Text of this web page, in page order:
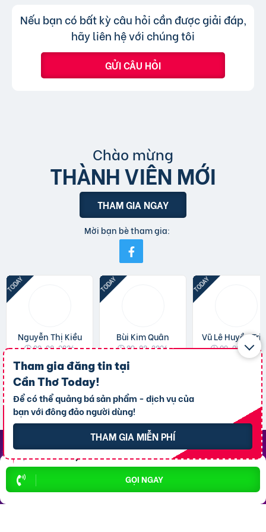
GỌI NGAY
Tham gia đăng tin tại
Cần Thơ Today!
Để có thể quảng bá sản phẩm - dịch vụ của
bạn với đông đảo người dùng!
THAM GIA MIỄN PHÍ
bài đăng.
Trả lời:
Không, trang web chỉ chấp nhận các
tin đăng sử dụng tiếng Việt có dấu.
Nếu bạn có bất kỳ câu hỏi cần được giải đáp,
hãy liên hệ với chúng tôi
GỬI CÂU HỎI
Chào mừng
THÀNH VIÊN MỚI
THAM GIA NGAY
Mời bạn bè tham gia:
Nguyễn Thị Kiều
09-08-2026
Xem trang
Bùi Kim Quân
09-08-2026
Xem trang
09-08-2026
Top Khu Vực Nổi Bật
P. Ninh Kiều
P. An Bình